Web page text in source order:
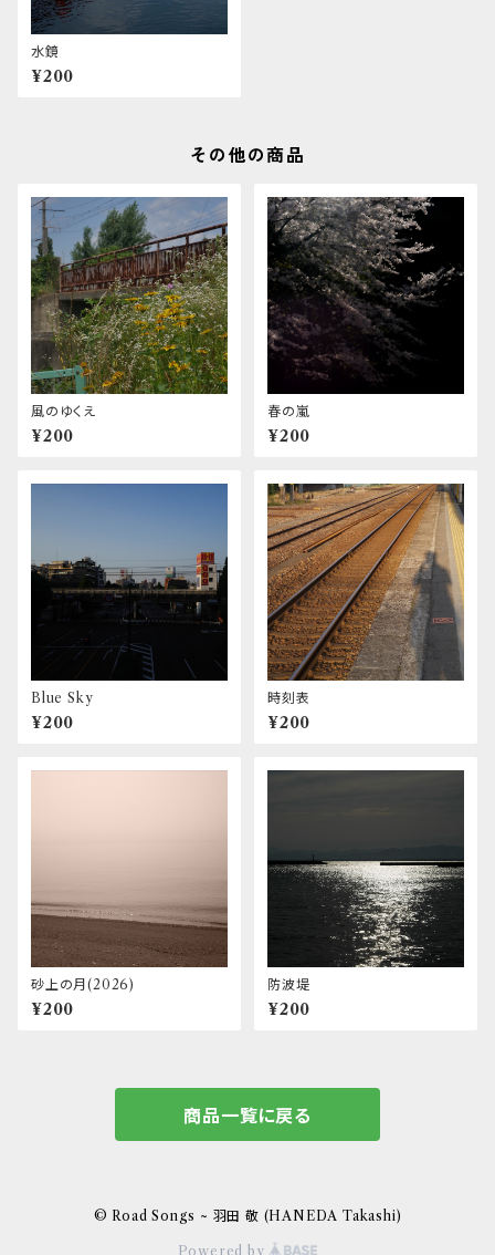
水鏡
¥200
その他の商品
風のゆくえ
¥200
春の嵐
¥200
Blue Sky
¥200
時刻表
¥200
砂上の月(2026)
¥200
防波堤
¥200
商品一覧に戻る
© Road Songs ~ 羽田 敬 (HANEDA Takashi)
Powered by